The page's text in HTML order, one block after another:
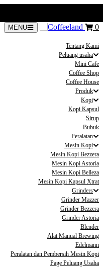
MENU 0
Tentang Kami
Peluang usaha
Mini Cafe
Coffee Shop
Coffee House
Produk
Kopi
Kopi Kapsul
Sirup
Bubuk
Peralatan
Mesin Kopi
Mesin Kopi Bezzera
Mesin Kopi Astoria
Mesin Kopi Belleza
Mesin Kopi Kapsul Xtrat
Grinders
Grinder Mazzer
Grinder Bezzera
Grinder Astoria
Blender
Alat Manual Brewing
Edelmann
Peralatan dan Pembersih Mesin Kopi
Page Peluang Usaha